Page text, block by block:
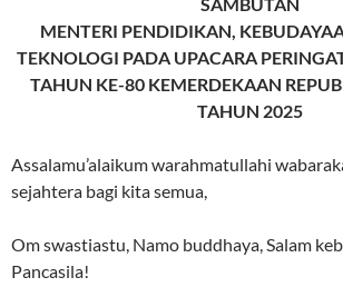
MENTERI PENDIDIKAN,
TEKNOLOGI PADA UPACARA
TAHUN KE-80 KEMERDEKAAN
TAHUN 2025
Assalamu’alaikum warahmatullahi
sejahtera bagi kita semua,
Om swastiastu, Namo buddhaya, Salam
Pancasila!